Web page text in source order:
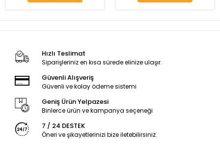
Hızlı Teslimat
Siparişleriniz en kısa sürede elinize ulaşır.
Güvenli Alışveriş
Güvenli ve kolay ödeme sistemi
Geniş Ürün Yelpazesi
Binlerce ürün ve kampanya seçeneği
7 / 24 DESTEK
Öneri ve şikayetlerinizi bize iletebilirsiniz.